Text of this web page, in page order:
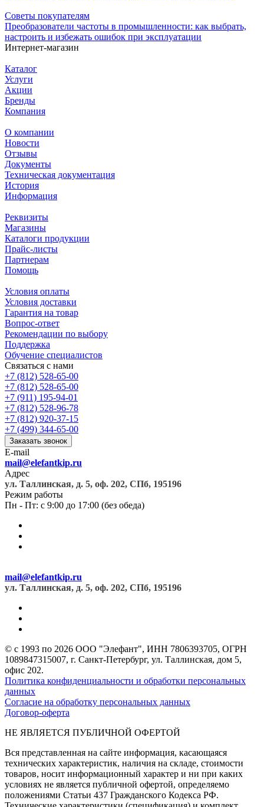
Советы покупателям
Преобразователи частоты в промышленности: как выбрать,
настроить и избежать ошибок при эксплуатации
Интернет-магазин
Каталог
Услуги
Акции
Бренды
Компания
О компании
Новости
Отзывы
Документы
Техническая документация
История
Информация
Реквизиты
Магазины
Каталоги продукции
Прайс-листы
Партнерам
Помощь
Условия оплаты
Условия доставки
Гарантия на товар
Вопрос-ответ
Рекомендации по выбору
Поддержка
Обучение специалистов
Связаться с нами
+7 (812) 528-65-00
+7 (812) 528-65-00
+7 (911) 195-94-01
+7 (812) 528-96-78
+7 (812) 920-37-15
+7 (499) 344-65-00
Заказать звонок
E-mail
mail@elefantkip.ru
Адрес
ул. Таллинская, д. 5, оф. 202, СПб, 195196
Режим работы
Пн - Пт: с 9:00 до 17:00 (без обеда)
mail@elefantkip.ru
ул. Таллинская, д. 5, оф. 202, СПб, 195196
© с 1993 по 2026 ООО "Элефант", ИНН 7806393705, ОГРН
1089847315007, г. Санкт-Петербург, ул. Таллинская, дом 5,
офис 202.
Политика конфиденциальности и обработки персональных
данных
Согласие на обработку персональных данных
Договор-оферта
НЕ ЯВЛЯЕТСЯ ПУБЛИЧНОЙ ОФЕРТОЙ
Вся представленная на сайте информация, касающаяся
технических характеристик, наличия на складе, стоимости
товаров, носит информационный характер и ни при каких
условиях не является публичной офертой, определяемо
положениями Статьи 437 Гражданского Кодекса РФ.